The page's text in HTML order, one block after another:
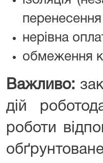
нерівна
обмеження
Важливо:
дій
роботи